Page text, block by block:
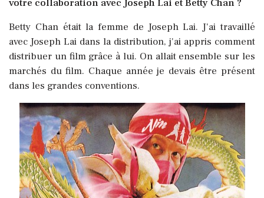
votre collaboration avec Joseph Lai et Betty Chan ?
Betty Chan était la femme de Joseph Lai. J'ai travaillé
avec Joseph Lai dans la distribution, j'ai appris comment
distribuer un film grâce à lui. On allait ensemble sur les
marchés du film. Chaque année je devais être présent
dans les grandes conventions.